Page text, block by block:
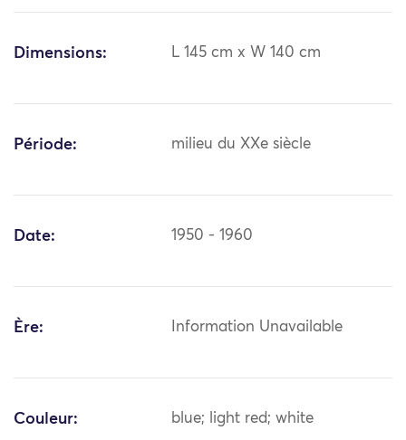
Dimensions: L 145 cm x W 140 cm
Période: milieu du XXe siècle
Date: 1950 - 1960
Ère: Information Unavailable
Couleur: blue; light red; white